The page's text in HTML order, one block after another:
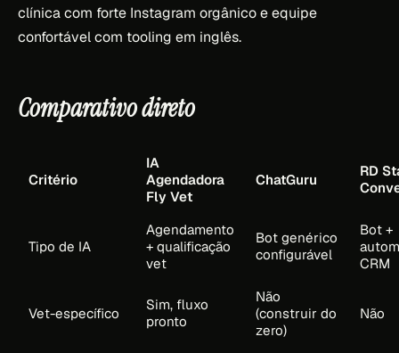
clínica com forte Instagram orgânico e equipe
confortável com tooling em inglês.
Comparativo direto
Critério
IA
Agendadora
Fly Vet
ChatGuru
RD
Tipo de IA
Agendamento
+ qualificação
vet
Bot genérico
configurável
Bot +
CRM
Vet-específico
Sim, fluxo
pronto
Não
(construir do
zero)
Não